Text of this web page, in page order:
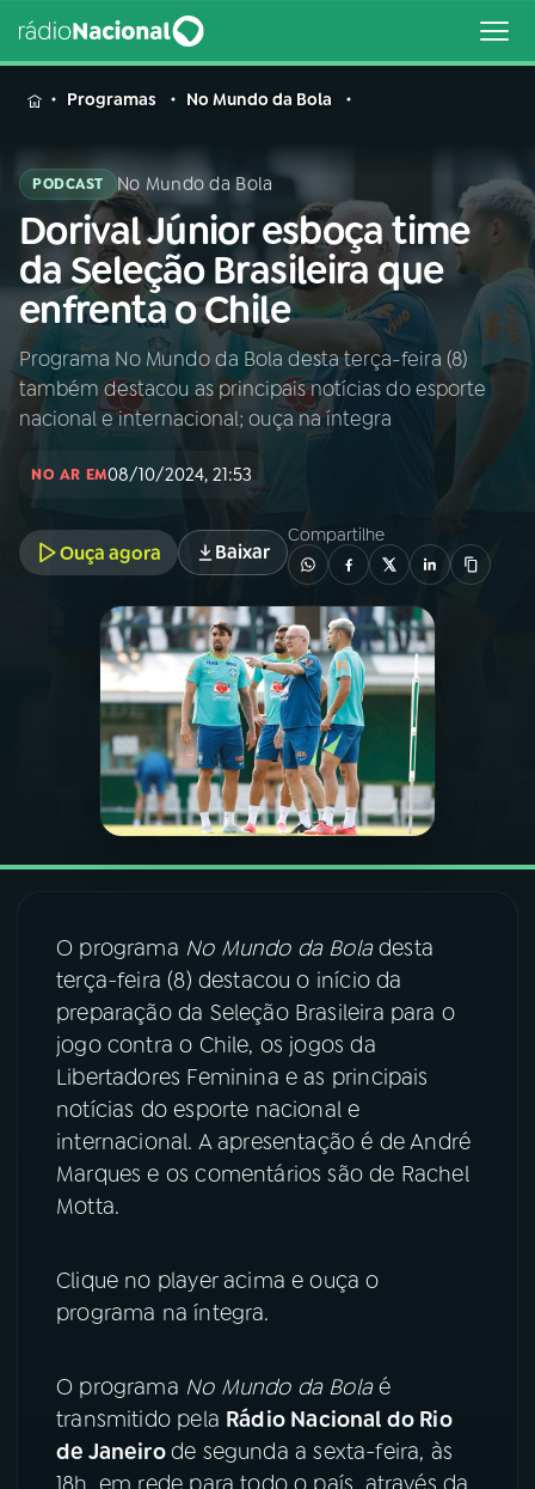
MENU
Buscar
na
Rádio
Nacional
Buscar
AO VIVO
INÍCIO
PROGRAMAS
PODCASTS
VIDEOCASTS
08FESTIVAL DE MÚSICA
ACOMPANHE A RÁDIO NACIONAL
YouTube Facebook
Instagram X
Programas No Mundo da Bola
PODCAST No Mundo da Bola
Dorival Júnior esboça time
da Seleção Brasileira que
enfrenta o Chile
Programa No Mundo da Bola desta terça-feira (8)
também destacou as principais notícias do esporte
nacional e internacional; ouça na íntegra
NO AR EM08/10/2024, 21:53
Ouça agora Baixar
Compartilhe
O programa No Mundo da Boladesta
terça-feira (8) destacou o início da
preparação da Seleção Brasileira para o
jogo contra o Chile, os jogos da
Libertadores Feminina e as principais
notícias do esporte nacional e
internacional. A apresentação é de André
Marques e os comentários são de Rachel
Motta.
Clique no player acima e ouça o
programa na íntegra.
O programa No Mundo da Bolaé
transmitido pela Rádio Nacional do Rio
de Janeirode segunda a sexta-feira, às